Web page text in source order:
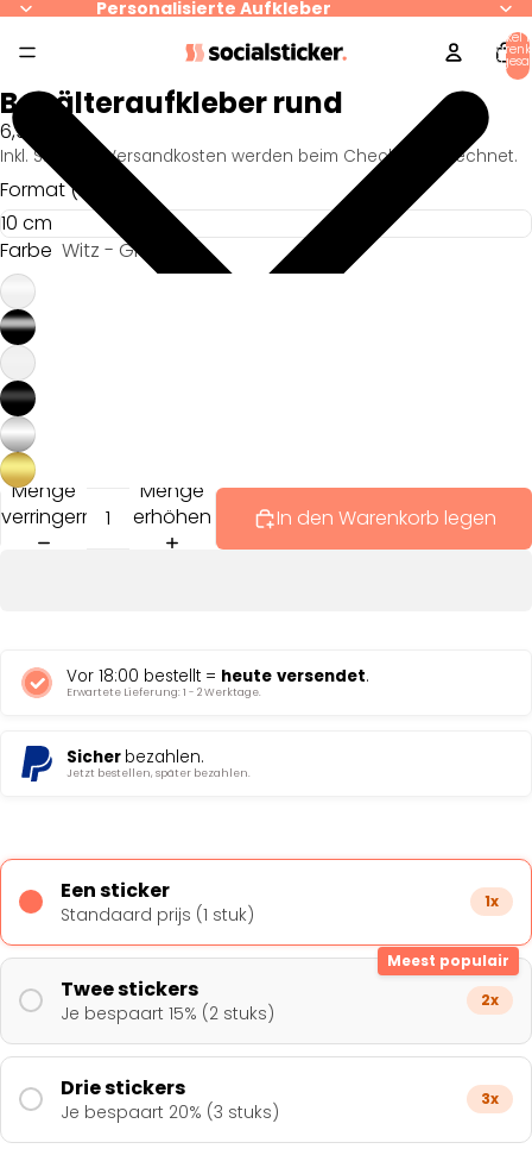
Personalisierte Aufkleber
Artikel
Behälteraufkleber rund
6,95
Inkl. Steuern. Versandkosten werden beim Checkout berechnet.
Format (Höhe)
Farbe Witz - Glanz
Menge
verringern
Menge
erhöhen
In den Warenkorb legen
Vor 18:00 bestellt = heute versendet.
Erwartete Lieferung: 1 - 2 Werktage.
Sicher bezahlen.
Jetzt bestellen, später bezahlen.
Een sticker
Standaard prijs (1 stuk)
1x
Twee stickers
Je bespaart 15% (2 stuks)
2x
Meest populair
Drie stickers
Je bespaart 20% (3 stuks)
3x